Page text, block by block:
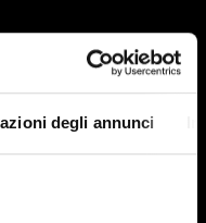
degli annunci